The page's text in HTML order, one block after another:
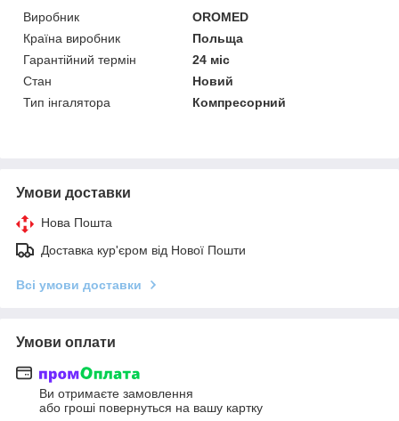
Виробник
OROMED
Країна виробник
Польща
Гарантійний термін
24 міс
Стан
Новий
Тип інгалятора
Компресорний
Умови доставки
Нова Пошта
Доставка кур'єром від Нової Пошти
Всі умови доставки
Умови оплати
Ви отримаєте замовлення
або гроші повернуться на вашу картку